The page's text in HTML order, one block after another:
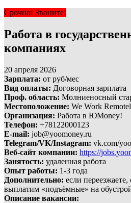
Срочно! Звоните!
Работа в
компаниях
20 апреля 2026
Зарплата: от руб/мес
Вид оплаты: Договорная зарплата
Проф. область: Молниеносный
Местоположение: We Work
Организация: Работа в ЮMoney!
Телефон: +78122000123
E-mail: job@yoomoney.ru
Telegram/VK/Instagram: vk.com/
Веб-сайт компании: https://
Занятость: удаленная работа
Опыт работы: 1-3 года
Дополнительно: если
выплатим «подъёмные» на
Описание вакансии: